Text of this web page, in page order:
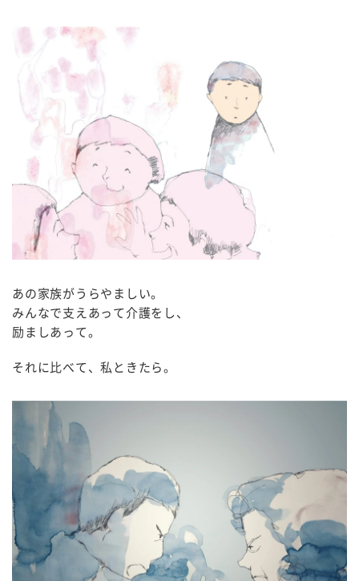
あの家族がうらやましい。
みんなで支えあって介護をし、
励ましあって。
それに比べて、私ときたら。